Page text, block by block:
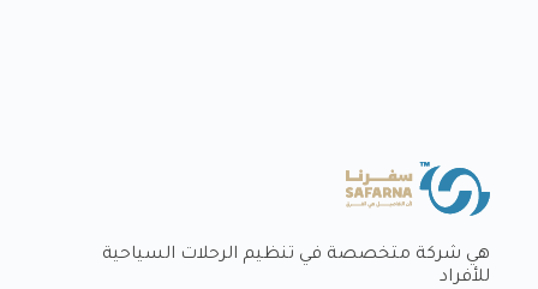
هي شركة متخصصة في تنظيم الرحلات السياحية
للأفراد